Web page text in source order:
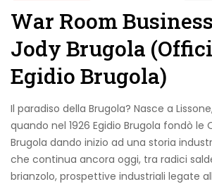
War Room
Jody Brugola
Egidio Brugola)
Il paradiso della Brugola? Nasce a
quando nel 1926 Egidio Brugola fondò le
Brugola dando inizio ad una storia
che continua ancora oggi, tra radici
brianzolo, prospettive industriali legate